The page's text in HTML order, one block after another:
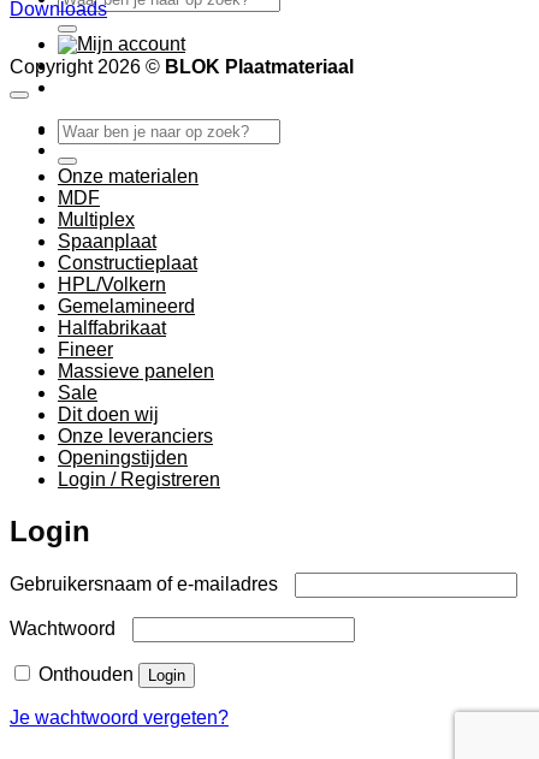
naar:
Downloads
Copyright 2026 © BLOK Plaatmateriaal
Zoeken
naar:
Onze materialen
MDF
Multiplex
Spaanplaat
Constructieplaat
HPL/Volkern
Gemelamineerd
Halffabrikaat
Fineer
Massieve panelen
Sale
Dit doen wij
Onze leveranciers
Openingstijden
Login / Registreren
Login
Gebruikersnaam of e-mailadres
Wachtwoord
Onthouden Login
Je wachtwoord vergeten?